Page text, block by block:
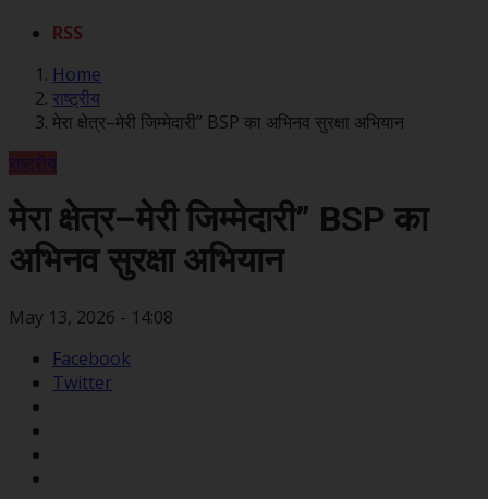
RSS
Home
राष्ट्रीय
मेरा क्षेत्र–मेरी जिम्मेदारी” BSP का अभिनव सुरक्षा अभियान
राष्ट्रीय
मेरा क्षेत्र–मेरी जिम्मेदारी” BSP का
अभिनव सुरक्षा अभियान
May 13, 2026 - 14:08
Facebook
Twitter